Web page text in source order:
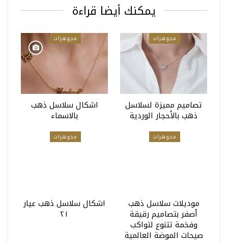
يمكنك أيضا قراءة
مجوهرات
تصاميم مميزة لسلاسل
ذهب بالأحجار الوردية
مجوهرات
اشكال سلاسل ذهب
بالاسماء
مجوهرات
موديلات سلاسل ذهب
أصفر بتصاميم رقيقة
وفخمة تتنوع لتواكب
صيحات الموضة العالمية
مجوهرات
اشكال سلاسل ذهب عيار
٢١